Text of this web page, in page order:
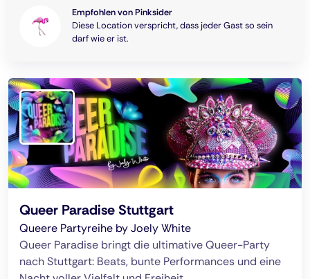
Empfohlen von Pinksider
Diese Location verspricht, dass jeder Gast so sein
darf wie er ist.
Queer Paradise Stuttgart
Queere Partyreihe by Joely White
Queer Paradise bringt die ultimative Queer-Party
nach Stuttgart: Beats, bunte Performances und eine